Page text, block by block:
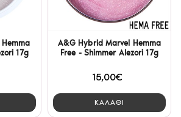
17g
A&G Hybrid Marvel Hemma
Free - Shimmer Alezori 17g
15,00€
ΚΑΛΑΘΙ